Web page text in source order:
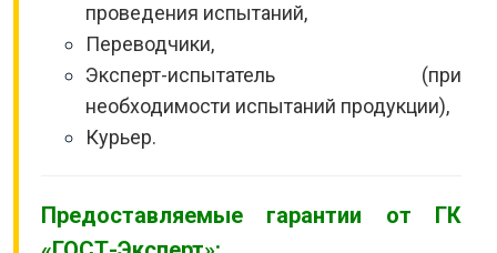
проведения испытаний,
Переводчики,
Эксперт-испытатель (при
необходимости испытаний продукции),
Курьер.
Предоставляемые гарантии от ГК